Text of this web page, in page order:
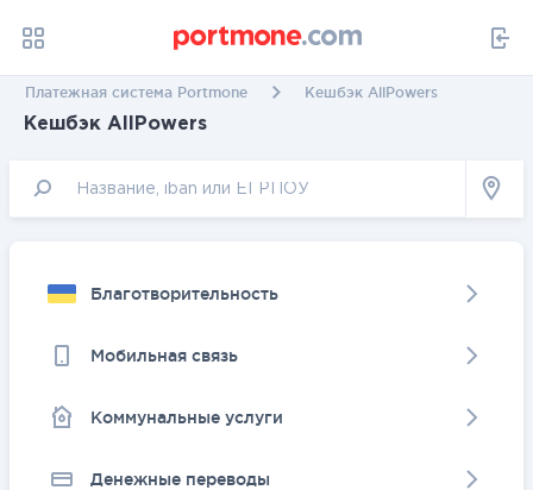
Платежная система Portmone Кешбэк AllPowers
Кешбэк AllPowers
Благотворительность
Мобильная связь
Коммунальные услуги
Денежные переводы